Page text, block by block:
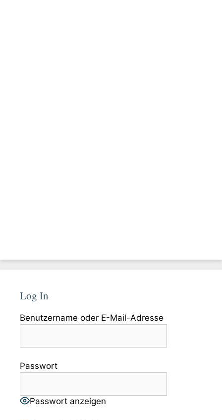
Log In
Benutzername oder E-Mail-Adresse
Passwort
Passwort anzeigen